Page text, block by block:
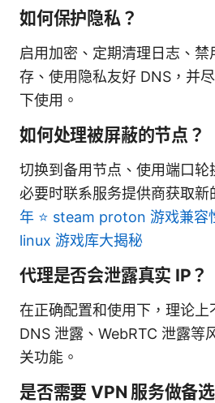
如何保护隐私？
启用加密、定期清理日志、
存、使用隐私友好 DNS，并
下使用。
如何处理被屏蔽的节点？
切换到备用节点、使用端口轮
必要时联系服务提供商获取新
年 ⭐ steam proton 游戏兼容
linux 游戏库大揭秘
代理是否会泄露真实 IP？
在正确配置和使用下，理论上
DNS 泄露、WebRTC 泄露等
关功能。
是否需要 VPN 服务做备